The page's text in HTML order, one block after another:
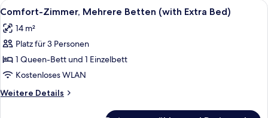
Alle
Fotos
für
Comfort-
Zimmer,
Mehrere
Betten
(with
Ein Hotelzimmer mit einem großen
4
Comfort-Zimmer, Mehrere Betten (with Extra Bed)
14 m²
Platz für 3 Personen
1 Queen-Bett und 1 Einzelbett
Kostenloses WLAN
Weitere Details
Weitere